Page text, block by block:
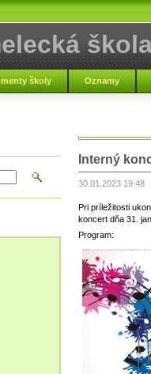
školy Oznamy
Interný
30.01.2023 19:48
Pri príležitosti
koncert dňa 31.
Program: